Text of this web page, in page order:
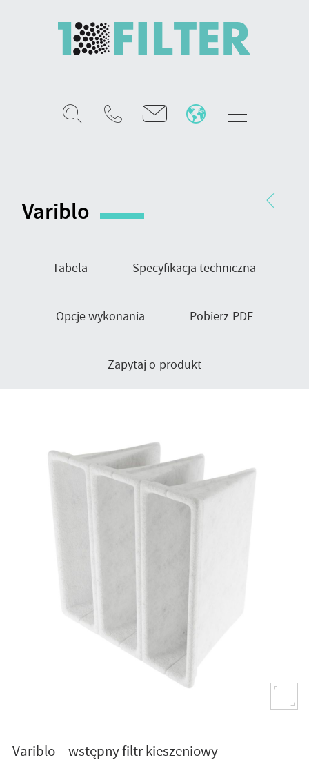
kieszeniowy
Variblo
produktu
Tabela Specyfikacja techniczna
Opcje wykonania Pobierz PDF
Zapytaj o produkt
Variblo – wstępny filtr kieszeniowy